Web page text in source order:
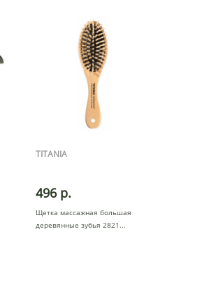
TITANIA
496 р.
Щетка массажная большая
деревянные зубья 2821